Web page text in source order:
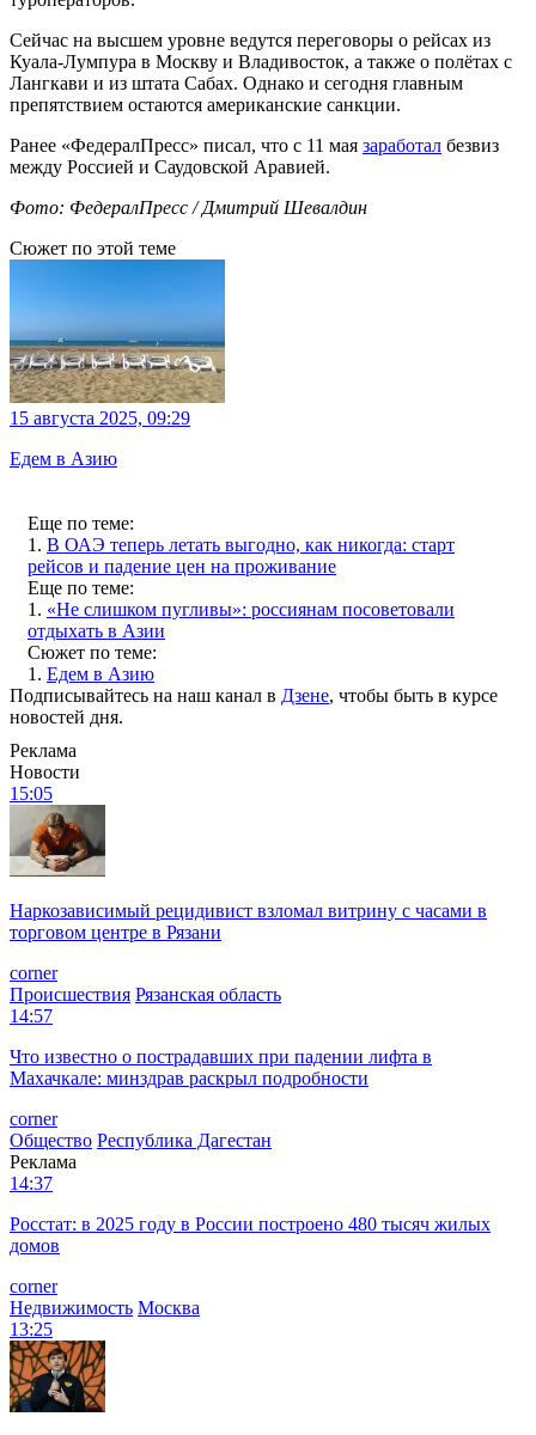
Сейчас на высшем уровне ведутся переговоры о рейсах из
Куала-Лумпура в Москву и Владивосток, а также о полётах с
Лангкави и из штата Сабах. Однако и сегодня главным
препятствием остаются американские санкции.
Ранее «ФедералПресс» писал, что с 11 мая заработал безвиз
между Россией и Саудовской Аравией.
Фото: ФедералПресс / Дмитрий Шевалдин
Сюжет по этой теме
15 августа 2025, 09:29
Едем в Азию
Еще по теме:
1. В ОАЭ теперь летать выгодно, как никогда: старт
рейсов и падение цен на проживание
Еще по теме:
1. «Не слишком пугливы»: россиянам посоветовали
отдыхать в Азии
Сюжет по теме:
1. Едем в Азию
Подписывайтесь на наш канал в Дзене, чтобы быть в курсе
новостей дня.
Реклама
Новости
15:05
Наркозависимый рецидивист взломал витрину с часами в
торговом центре в Рязани
corner
Происшествия Рязанская область
14:57
Что известно о пострадавших при падении лифта в
Махачкале: минздрав раскрыл подробности
corner
Общество Республика Дагестан
Реклама
14:37
Росстат: в 2025 году в России построено 480 тысяч жилых
домов
corner
Недвижимость Москва
13:25